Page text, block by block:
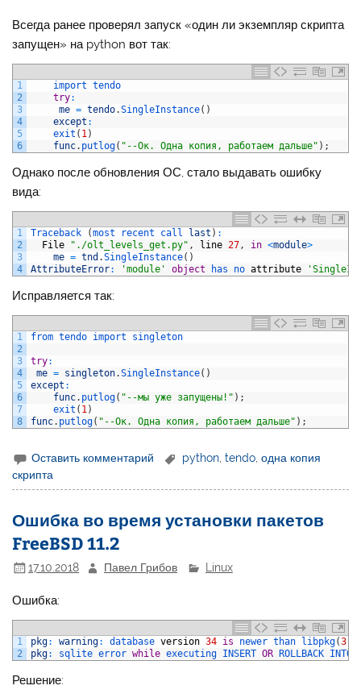
Всегда ранее проверял запуск «один ли экземпляр скрипта
запущен» на python вот так:
1
2
3
4
5
6
import tendo
try:
me = tendo.SingleInstance( )
except :
exit ( 1)
func. putlog( "--Ок. Одна копия, работаем дальше" ) ;
Однако после обновления ОС, стало выдавать ошибку
вида:
1
2
3
4
Traceback (most recent call last ) :
File
"./olt_levels_get.py" , line 27, in <module>
me = tnd .SingleInstance( )
AttributeError: 'module' object has no attribute
Исправляется так:
1
2
3
4
5
6
7
8
from tendo import singleton
try:
me = singleton.SingleInstance( )
except :
func. putlog( "--мы уже запущены!" ) ;
exit ( 1)
func. putlog( "--Ок. Одна копия, работаем дальше" ) ;
Оставить комментарий python ,tendo ,одна копия
скрипта
Ошибка во время установки пакетов
FreeBSD 11.2
17.10.2018 Павел Грибов Linux
Ошибка:
1
2
pkg: warning: database version 34 is newer than libpkg(3
pkg: sqlite error while executing INSERT OR ROLLBACK INTO
Решение: